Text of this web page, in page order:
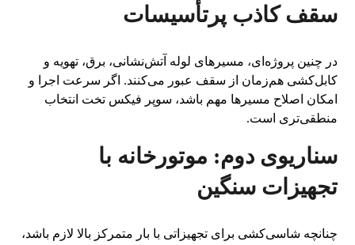
سقف کاذب پرتأسیسات
در چنین پروژه‌ای، مسیرهای لوله آتش‌نشانی، برق، تهویه و
کابل‌کشی هم‌زمان از سقف عبور می‌کنند. اگر سرعت اجرا و
امکان اصلاح مسیرها مهم باشد، سوپر فیکس تخت انتخاب
منطقی‌تری است.
سناریوی دوم: موتورخانه با
تجهیزات سنگین
چنانچه شاسی‌کشی برای تجهیزاتی با بار متمرکز بالا لازم باشد،